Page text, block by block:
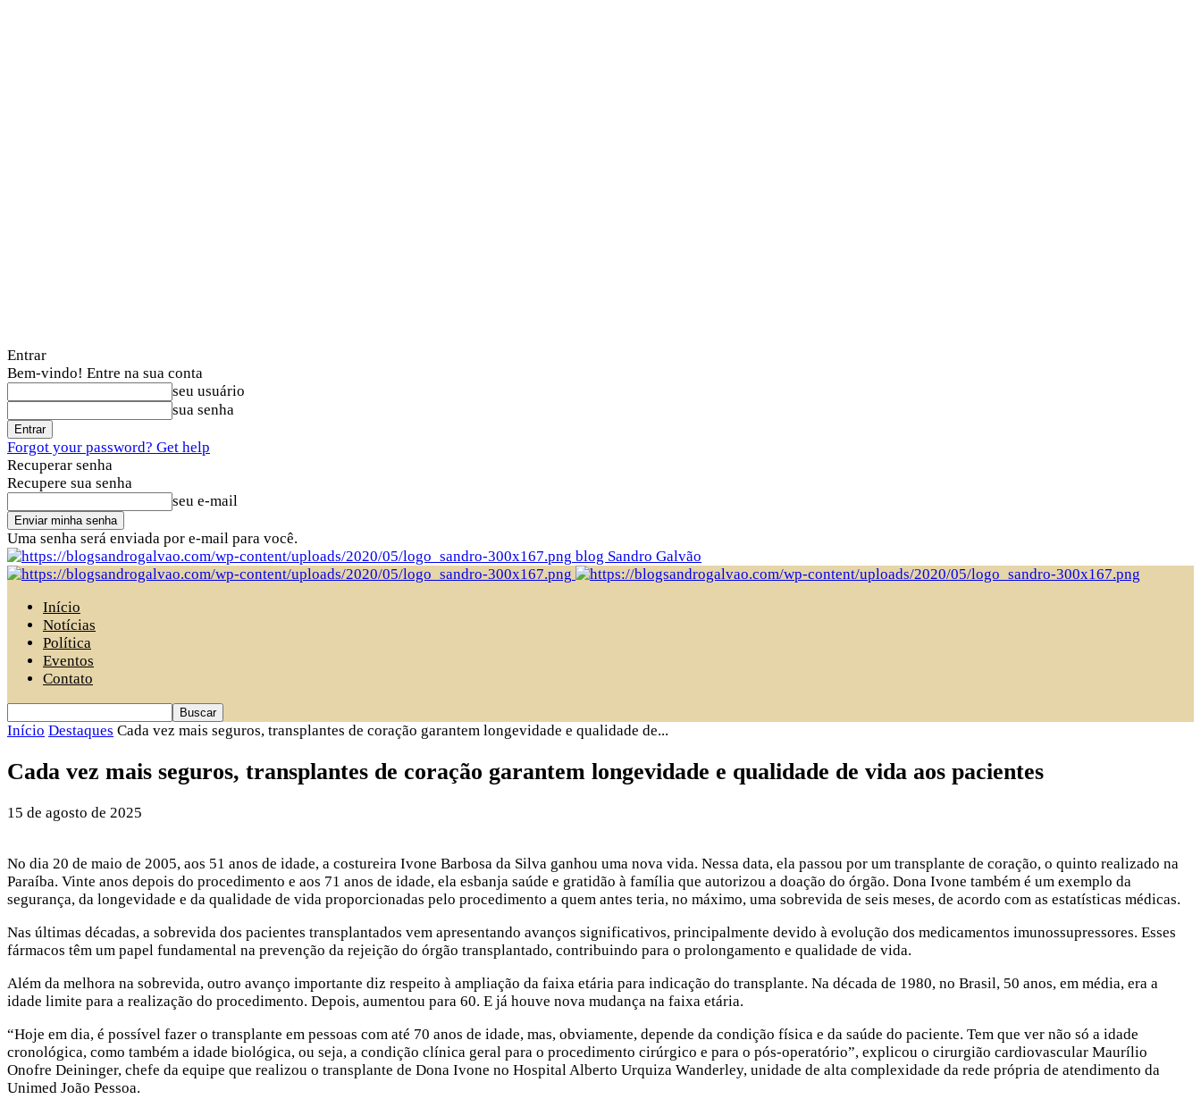
Entrar
Bem-vindo! Entre na sua conta
seu usuário
sua senha
Forgot your password? Get help
Recuperar senha
Recupere sua senha
seu e-mail
Uma senha será enviada por e-mail para você.
blog Sandro Galvão
Início
Notícias
Política
Eventos
Contato
Início Destaques Cada vez mais seguros, transplantes de coração garantem longevidade e qualidade de...
Cada vez mais seguros, transplantes de coração garantem longevidade e qualidade de vida aos pacientes
15 de agosto de 2025
No dia 20 de maio de 2005, aos 51 anos de idade, a costureira Ivone Barbosa da Silva ganhou uma nova vida. Nessa data, ela passou por um transplante de coração, o quinto realizado na
Paraíba. Vinte anos depois do procedimento e aos 71 anos de idade, ela esbanja saúde e gratidão à família que autorizou a doação do órgão. Dona Ivone também é um exemplo da
segurança, da longevidade e da qualidade de vida proporcionadas pelo procedimento a quem antes teria, no máximo, uma sobrevida de seis meses, de acordo com as estatísticas médicas.
Nas últimas décadas, a sobrevida dos pacientes transplantados vem apresentando avanços significativos, principalmente devido à evolução dos medicamentos imunossupressores. Esses
fármacos têm um papel fundamental na prevenção da rejeição do órgão transplantado, contribuindo para o prolongamento e qualidade de vida.
Além da melhora na sobrevida, outro avanço importante diz respeito à ampliação da faixa etária para indicação do transplante. Na década de 1980, no Brasil, 50 anos, em média, era a
idade limite para a realização do procedimento. Depois, aumentou para 60. E já houve nova mudança na faixa etária.
“Hoje em dia, é possível fazer o transplante em pessoas com até 70 anos de idade, mas, obviamente, depende da condição física e da saúde do paciente. Tem que ver não só a idade
cronológica, como também a idade biológica, ou seja, a condição clínica geral para o procedimento cirúrgico e para o pós-operatório”, explicou o cirurgião cardiovascular Maurílio
Onofre Deininger, chefe da equipe que realizou o transplante de Dona Ivone no Hospital Alberto Urquiza Wanderley, unidade de alta complexidade da rede própria de atendimento da
Unimed João Pessoa.